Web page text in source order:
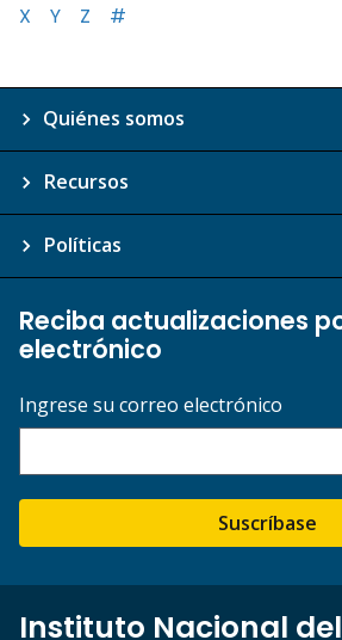
X
Y Z #
Quiénes somos
Recursos
Políticas
Reciba actualizaciones
electrónico
Ingrese su correo electrónico
Suscríbase
Instituto Nacional